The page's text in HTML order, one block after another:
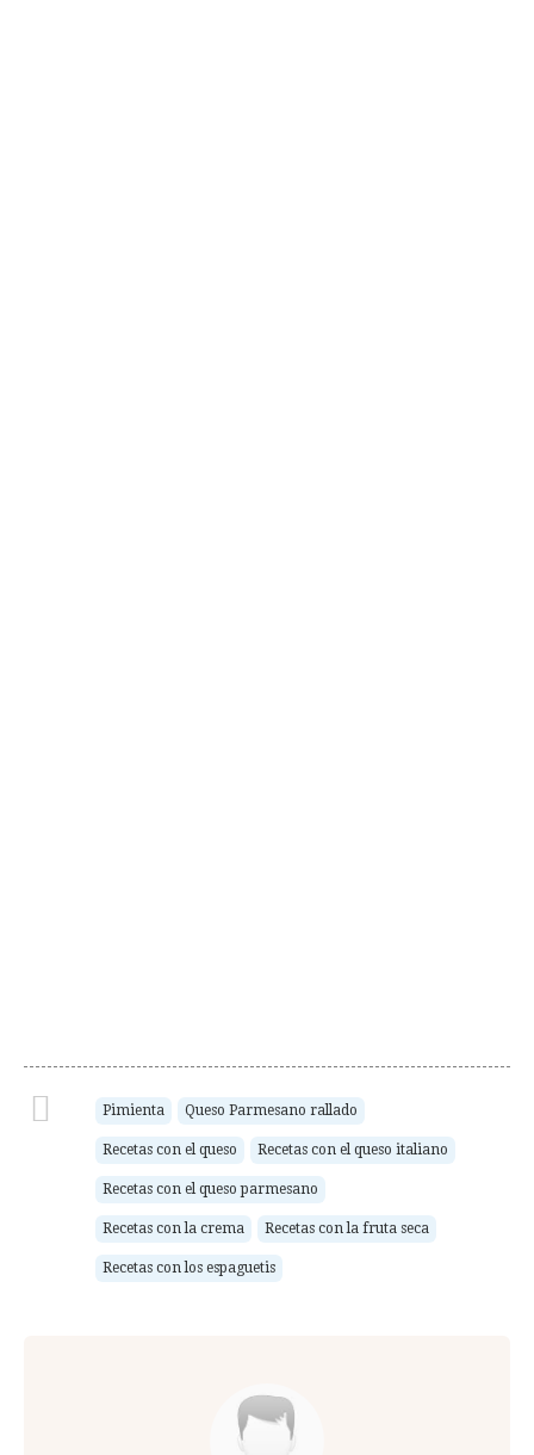
Pimienta Queso Parmesano rallado
Recetas con el queso Recetas con el queso italiano
Recetas con el queso parmesano
Recetas con la crema Recetas con la fruta seca
Recetas con los espaguetis